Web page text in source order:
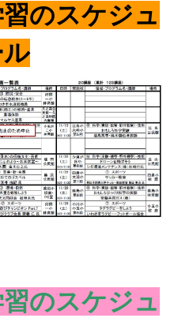
のスケジュ
のスケジュ